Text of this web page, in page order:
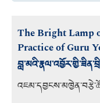
The Bright Lamp
Practice of Guru